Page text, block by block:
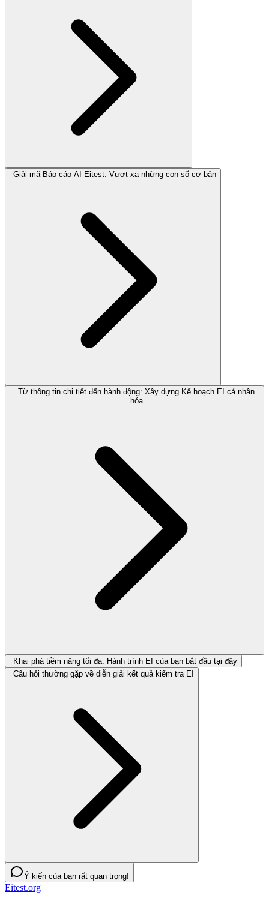
Giải mã Báo cáo AI Eitest: Vượt xa những con số cơ bản
Từ thông tin chi tiết đến hành động: Xây dựng Kế hoạch EI cá nhân
hóa
Khai phá tiềm năng tối đa: Hành trình EI của bạn bắt đầu tại đây
Câu hỏi thường gặp về diễn giải kết quả kiểm tra EI
Ý kiến của bạn rất quan trọng!
Eitest.org